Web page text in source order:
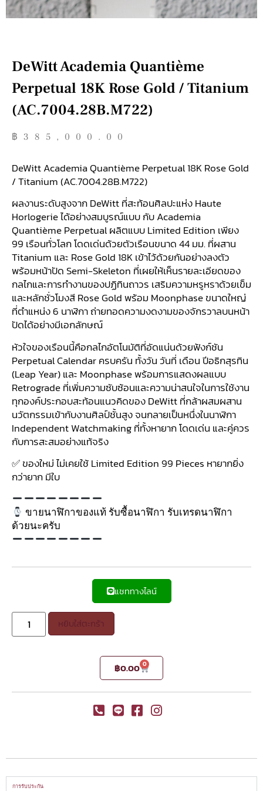
DeWitt Academia Quantième
Perpetual 18K Rose Gold / Titanium
(AC.7004.28B.M722)
฿ 385,000.00
DeWitt Academia Quantième Perpetual 18K Rose Gold
/ Titanium (AC.7004.28B.M722)
ผลงานระดับสูงจาก DeWitt ที่สะท้อนศิลปะแห่ง Haute
Horlogerie ได้อย่างสมบูรณ์แบบ กับ Academia
Quantième Perpetual ผลิตแบบ Limited Edition เพียง
99 เรือนทั่วโลก โดดเด่นด้วยตัวเรือนขนาด 44 มม. ที่ผสาน
Titanium และ Rose Gold 18K เข้าไว้ด้วยกันอย่างลงตัว
พร้อมหน้าปัด Semi-Skeleton ที่เผยให้เห็นรายละเอียดของ
กลไกและการทำงานของปฏิทินถาวร เสริมความหรูหราด้วยเข็ม
และหลักชั่วโมงสี Rose Gold พร้อม Moonphase ขนาดใหญ่
ที่ตำแหน่ง 6 นาฬิกา ถ่ายทอดความงดงามของจักรวาลบนหน้า
ปัดได้อย่างมีเอกลักษณ์
หัวใจของเรือนนี้คือกลไกอัตโนมัติที่อัดแน่นด้วยฟังก์ชัน
Perpetual Calendar ครบครัน ทั้งวัน วันที่ เดือน ปีอธิกสุรทิน
(Leap Year) และ Moonphase พร้อมการแสดงผลแบบ
Retrograde ที่เพิ่มความซับซ้อนและความน่าสนใจในการใช้งาน
ทุกองค์ประกอบสะท้อนแนวคิดของ DeWitt ที่กล้าผสมผสาน
นวัตกรรมเข้ากับงานศิลป์ชั้นสูง จนกลายเป็นหนึ่งในนาฬิกา
Independent Watchmaking ที่ทั้งหายาก โดดเด่น และคู่ควร
กับการสะสมอย่างแท้จริง
✅ ของใหม่ ไม่เคยใช้ Limited Edition 99 Pieces หายากยิ่ง
กว่ายาก มีใบ
ขายนาฬิกาของแท้ รับซื้อนาฬิกา รับเทรดนาฬิกา
ด้วยนะครับ
แชททางไลน์
หยิบใส่ตะกร้า
฿0.00 0
การรับประกัน